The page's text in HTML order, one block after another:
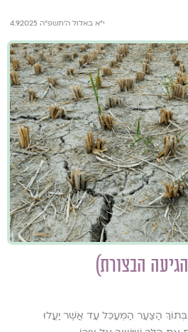
י״א באלול ה׳תשפ״ה 4.9.2025
הבצורת)
הַצַּעַר הַמְּעַכֵּל עַד אֲשֶׁר יַעֲלוּ